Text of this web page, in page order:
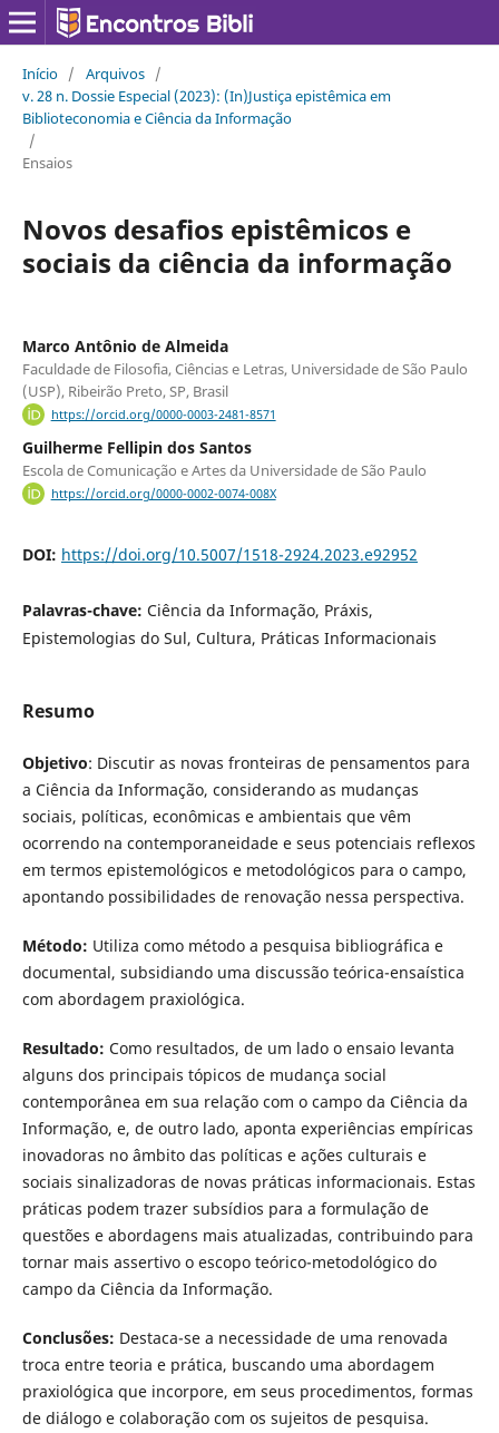
Início / Arquivos /
v. 28 n. Dossie Especial (2023): (In)Justiça epistêmica em
Biblioteconomia e Ciência da Informação
/
Ensaios
Novos desafios epistêmicos e
sociais da ciência da informação
Marco Antônio de Almeida
Faculdade de Filosofia, Ciências e Letras, Universidade de São Paulo
(USP), Ribeirão Preto, SP, Brasil
https://orcid.org/0000-0003-2481-8571
Guilherme Fellipin dos Santos
Escola de Comunicação e Artes da Universidade de São Paulo
https://orcid.org/0000-0002-0074-008X
DOI: https://doi.org/10.5007/1518-2924.2023.e92952
Palavras-chave: Ciência da Informação, Práxis,
Epistemologias do Sul, Cultura, Práticas Informacionais
Resumo
Objetivo: Discutir as novas fronteiras de pensamentos para
a Ciência da Informação, considerando as mudanças
sociais, políticas, econômicas e ambientais que vêm
ocorrendo na contemporaneidade e seus potenciais reflexos
em termos epistemológicos e metodológicos para o campo,
apontando possibilidades de renovação nessa perspectiva.
Método: Utiliza como método a pesquisa bibliográfica e
documental, subsidiando uma discussão teórica-ensaística
com abordagem praxiológica.
Resultado: Como resultados, de um lado o ensaio levanta
alguns dos principais tópicos de mudança social
contemporânea em sua relação com o campo da Ciência da
Informação, e, de outro lado, aponta experiências empíricas
inovadoras no âmbito das políticas e ações culturais e
sociais sinalizadoras de novas práticas informacionais. Estas
práticas podem trazer subsídios para a formulação de
questões e abordagens mais atualizadas, contribuindo para
tornar mais assertivo o escopo teórico-metodológico do
campo da Ciência da Informação.
Conclusões: Destaca-se a necessidade de uma renovada
troca entre teoria e prática, buscando uma abordagem
praxiológica que incorpore, em seus procedimentos, formas
de diálogo e colaboração com os sujeitos de pesquisa.